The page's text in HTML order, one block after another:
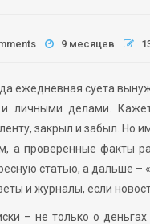
9 месяцев
ежедневная суета
личными делами.
закрыл и забыл. Но
а проверенные факты
статью, а дальше
и журналы, если
– не только о